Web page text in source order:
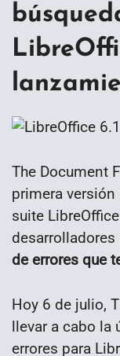
The Document
primera
suite
desarrolladores
de errores que
Hoy 6 de julio,
llevar a cabo la
errores para